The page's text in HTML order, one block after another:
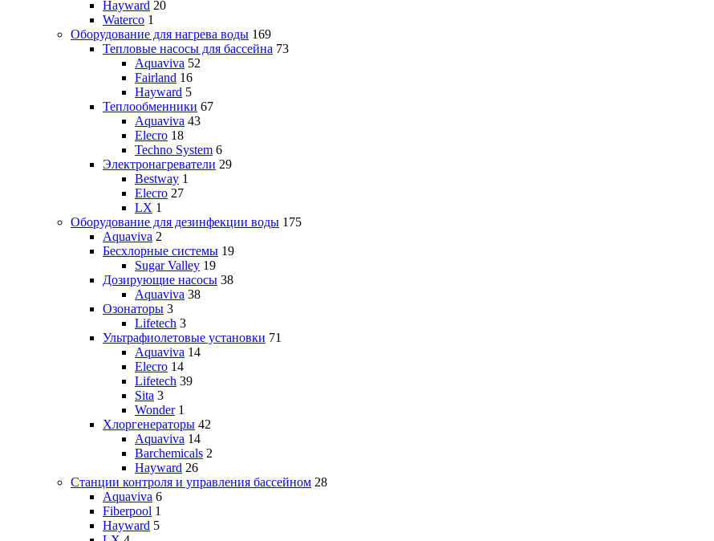
Hayward 20
Waterco 1
Оборудование для нагрева воды 169
Тепловые насосы для бассейна 73
Aquaviva 52
Fairland 16
Hayward 5
Теплообменники 67
Aquaviva 43
Elecro 18
Techno System 6
Электронагреватели 29
Bestway 1
Elecro 27
LX 1
Оборудование для дезинфекции воды 175
Aquaviva 2
Бесхлорные системы 19
Sugar Valley 19
Дозирующие насосы 38
Aquaviva 38
Озонаторы 3
Lifetech 3
Ультрафиолетовые установки 71
Aquaviva 14
Elecro 14
Lifetech 39
Sita 3
Wonder 1
Хлоргенераторы 42
Aquaviva 14
Barchemicals 2
Hayward 26
Станции контроля и управления бассейном 28
Aquaviva 6
Fiberpool 1
Hayward 5